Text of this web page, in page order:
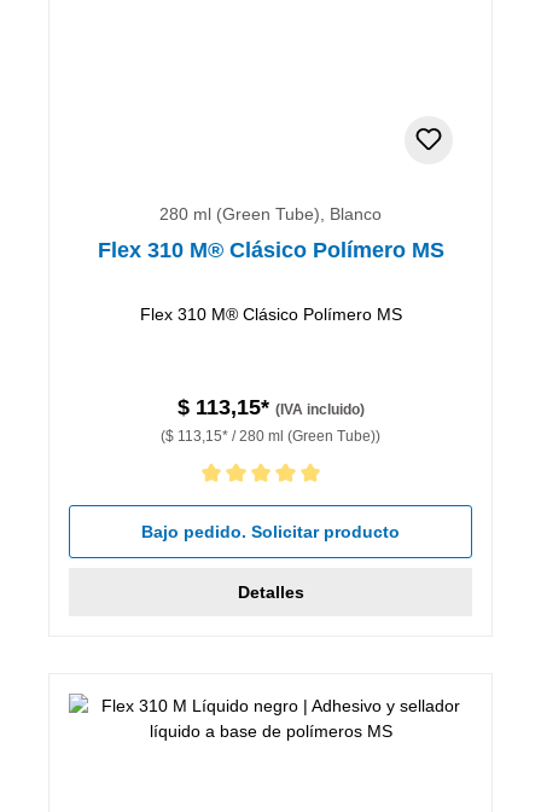
280 ml (Green Tube), Blanco
Flex 310 M® Clásico Polímero MS
Flex 310 M® Clásico Polímero MS
$ 113,15* (IVA incluido)
($ 113,15* / 280 ml (Green Tube))
Calificación promedio de 5 de 5 estrellas
Bajo pedido. Solicitar producto
Detalles